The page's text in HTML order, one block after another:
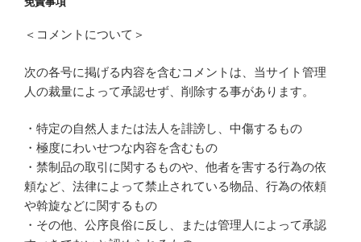
＜コメントについて＞
次の各号に掲げる内容を含むコメントは、当サイト管理
人の裁量によって承認せず、削除する事があります。
・特定の自然人または法人を誹謗し、中傷するもの
・極度にわいせつな内容を含むもの
・禁制品の取引に関するものや、他者を害する行為の依
頼など、法律によって禁止されている物品、行為の依頼
や斡旋などに関するもの
・その他、公序良俗に反し、または管理人によって承認